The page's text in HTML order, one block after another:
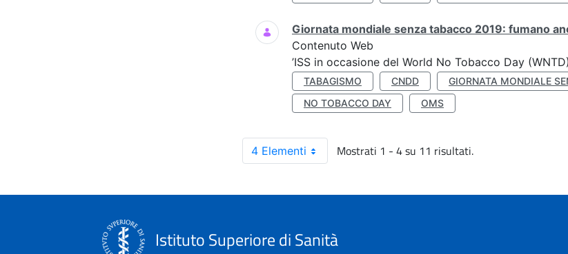
Giornata mondiale senza tabacco 2019: fumano
Contenuto Web
’ISS in occasione del World No Tobacco Day
TABAGISMO CNDD GIORNATA MONDIALE
NO TOBACCO DAY
OMS
4 Elementi Mostrati 1 - 4 su 11 risultati.
Istituto Superiore di Sanità